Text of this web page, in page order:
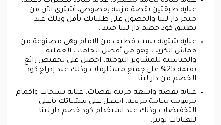
عباية طبقتين بقصة مزينة بفصوص، أشتري الآن من
متجر دار لينا والحصول على طلباتك بأقل وذلك عند
تطبيق كود خصم دار لينا جديد .
عباية شتوية بشت قطيف من الامام وهي مصنوعة من
قماش الكريب وهو من أفضل الخامات العملية
والمناسبة للمشاوير اليومية، احصل على تخفيض رائع
بقيمة 25% على جميع مستلزمات وذلك عند إدراج كود
الخصم من دار لينا .
عباية بقصة واسعة مزينة بقصات، عباية بسحاب واكمام
مزمومه بخامة مريحة، احصل على منتجاتك بأعلى
التخفيضات وذلك عند استخدام كود خصم دار لينا
للعبايات تويتر.